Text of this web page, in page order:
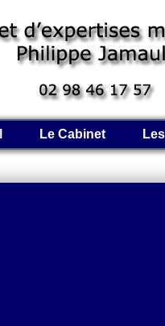
Le Cabinet